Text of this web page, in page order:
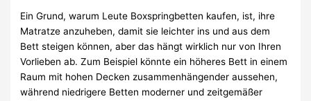
Ein Grund, warum Leute Boxspringbetten kaufen, ist, ihre
Matratze anzuheben, damit sie leichter ins und aus dem
Bett steigen können, aber das hängt wirklich nur von Ihren
Vorlieben ab. Zum Beispiel könnte ein höheres Bett in einem
Raum mit hohen Decken zusammenhängender aussehen,
während niedrigere Betten moderner und zeitgemäßer